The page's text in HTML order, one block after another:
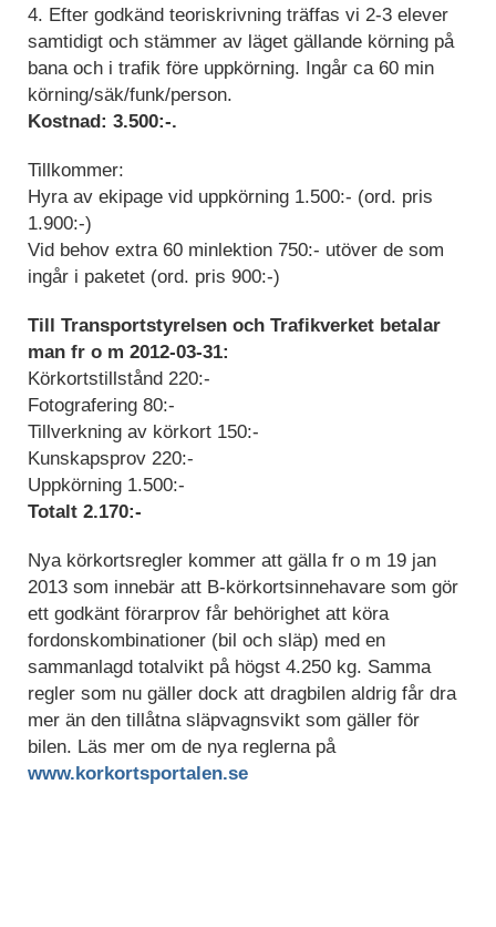
4. Efter godkänd teoriskrivning träffas vi 2-3 elever
samtidigt och stämmer av läget gällande körning på
bana och i trafik före uppkörning. Ingår ca 60 min
körning/säk/funk/person.
Kostnad: 3.500:-.
Tillkommer:
Hyra av ekipage vid uppkörning 1.500:- (ord. pris
1.900:-)
Vid behov extra 60 minlektion 750:- utöver de som
ingår i paketet (ord. pris 900:-)
Till Transportstyrelsen och Trafikverket betalar
man fr o m 2012-03-31:
Körkortstillstånd 220:-
Fotografering 80:-
Tillverkning av körkort 150:-
Kunskapsprov 220:-
Uppkörning 1.500:-
Totalt 2.170:-
Nya körkortsregler kommer att gälla fr o m 19 jan
2013 som innebär att B-körkortsinnehavare som gör
ett godkänt förarprov får behörighet att köra
fordonskombinationer (bil och släp) med en
sammanlagd totalvikt på högst 4.250 kg. Samma
regler som nu gäller dock att dragbilen aldrig får dra
mer än den tillåtna släpvagnsvikt som gäller för
bilen. Läs mer om de nya reglerna på
www.korkortsportalen.se